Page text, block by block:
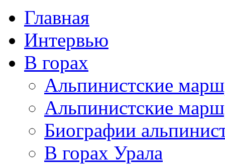
Главная
Интервью
В горах
Альпинистские
Альпинистские
Биографии
В горах Урала